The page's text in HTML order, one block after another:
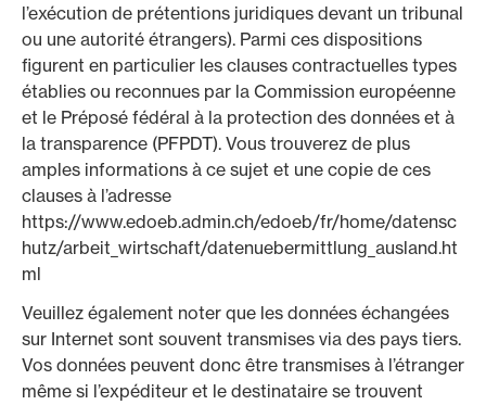
l’exécution de prétentions juridiques devant un tribunal
ou une autorité étrangers). Parmi ces dispositions
figurent en particulier les clauses contractuelles types
établies ou reconnues par la Commission européenne
et le Préposé fédéral à la protection des données et à
la transparence (PFPDT). Vous trouverez de plus
amples informations à ce sujet et une copie de ces
clauses à l’adresse
https://www.edoeb.admin.ch/edoeb/fr/home/datensc
hutz/arbeit_wirtschaft/datenuebermittlung_ausland.ht
ml
Veuillez également noter que les données échangées
sur Internet sont souvent transmises via des pays tiers.
Vos données peuvent donc être transmises à l’étranger
même si l’expéditeur et le destinataire se trouvent